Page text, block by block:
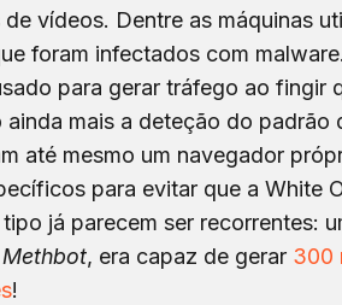
vídeos. Dentre as máquinas
foram infectados com
para gerar tráfego ao fingir
mais a deteção do padrão
até mesmo um navegador
para evitar que a White
já parecem ser recorrentes:
Methbot, era capaz de gerar 300
!